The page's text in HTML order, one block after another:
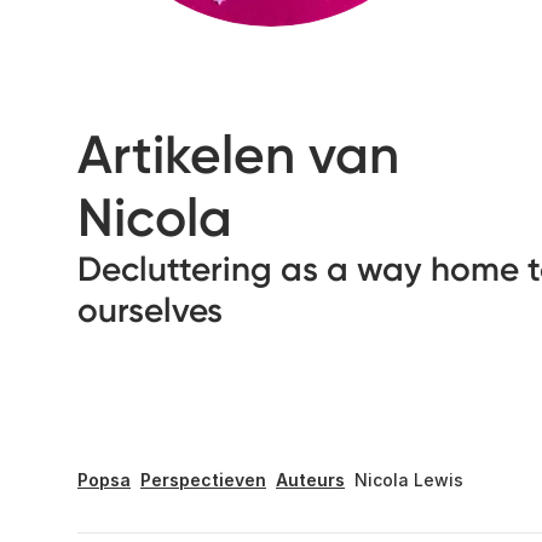
Artikelen van
Nicola
Decluttering as a way home
ourselves
Popsa Perspectieven Auteurs Nicola Lewis